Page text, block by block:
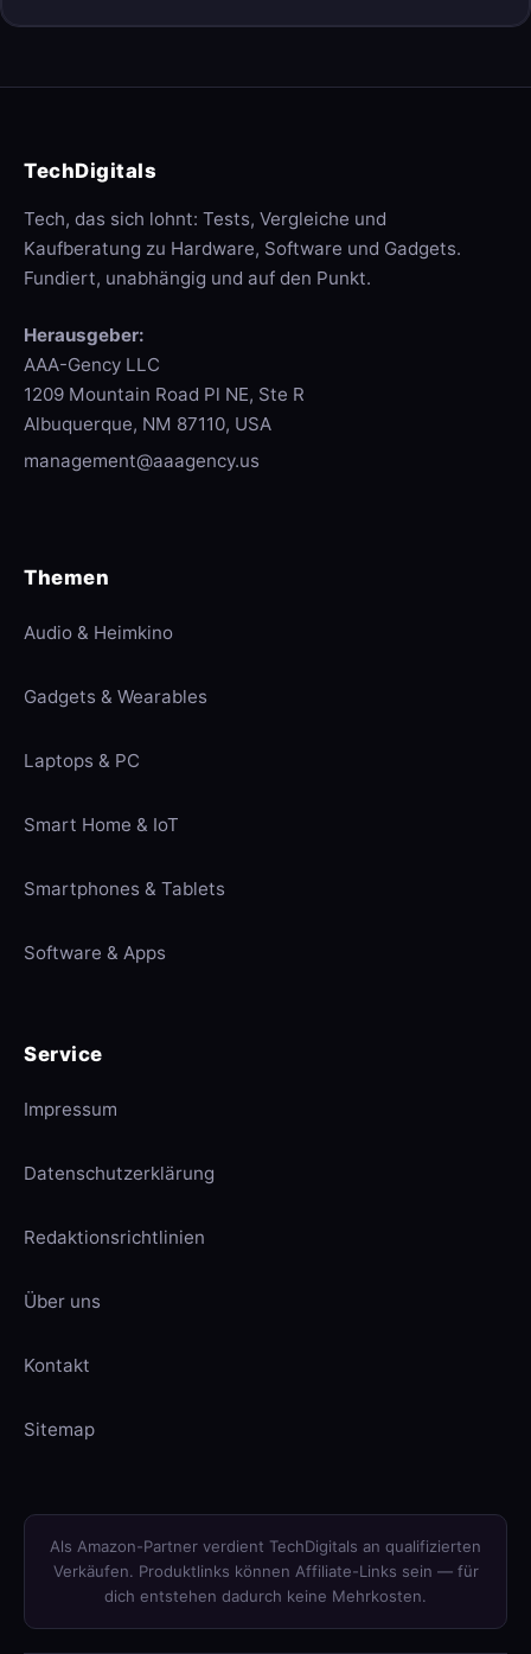
TechDigitals
Tech, das sich lohnt: Tests, Vergleiche und
Kaufberatung zu Hardware, Software und Gadgets.
Fundiert, unabhängig und auf den Punkt.
Herausgeber:
AAA-Gency LLC
1209 Mountain Road Pl NE, Ste R
Albuquerque, NM 87110, USA
management@aaagency.us
Themen
Audio & Heimkino
Gadgets & Wearables
Laptops & PC
Smart Home & IoT
Smartphones & Tablets
Software & Apps
Service
Impressum
Datenschutzerklärung
Redaktionsrichtlinien
Über uns
Kontakt
Sitemap
Als Amazon-Partner verdient TechDigitals an qualifizierten
Verkäufen. Produktlinks können Affiliate-Links sein — für
dich entstehen dadurch keine Mehrkosten.